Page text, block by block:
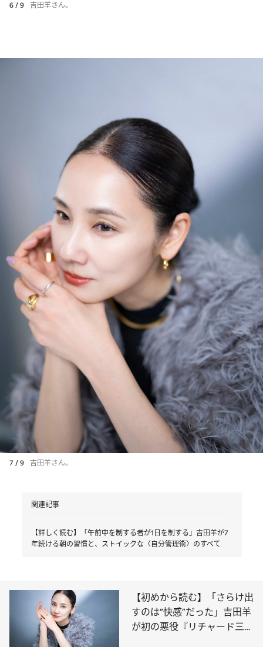
6 / 9 吉田羊さん。
7 / 9 吉田羊さん。
関連記事
【詳しく読む】「午前中を制する者が1日を制する」吉田羊が7
年続ける朝の習慣と、ストイックな〈自分管理術〉のすべて
【初めから読む】「さらけ出
すのは“快感”だった」吉田羊
が初の悪役『リチャード三